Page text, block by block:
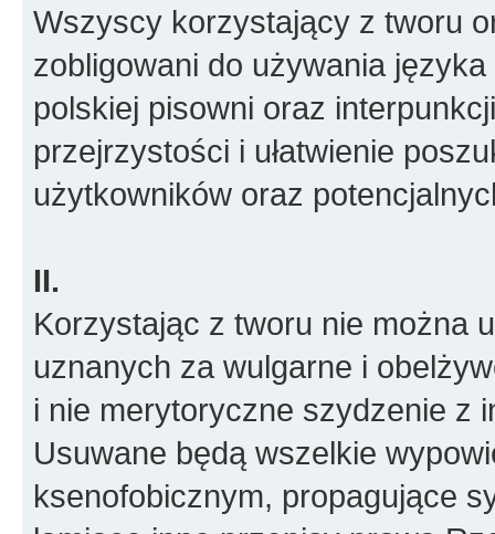
Wszyscy korzystający z tworu
zobligowani do używania
polskiej pisowni oraz
przejrzystości i ułatwienie
użytkowników oraz
II.
Korzystając z tworu nie można
uznanych za wulgarne i
i nie merytoryczne szydzenie z
Usuwane będą wszelkie
ksenofobicznym, propagujące